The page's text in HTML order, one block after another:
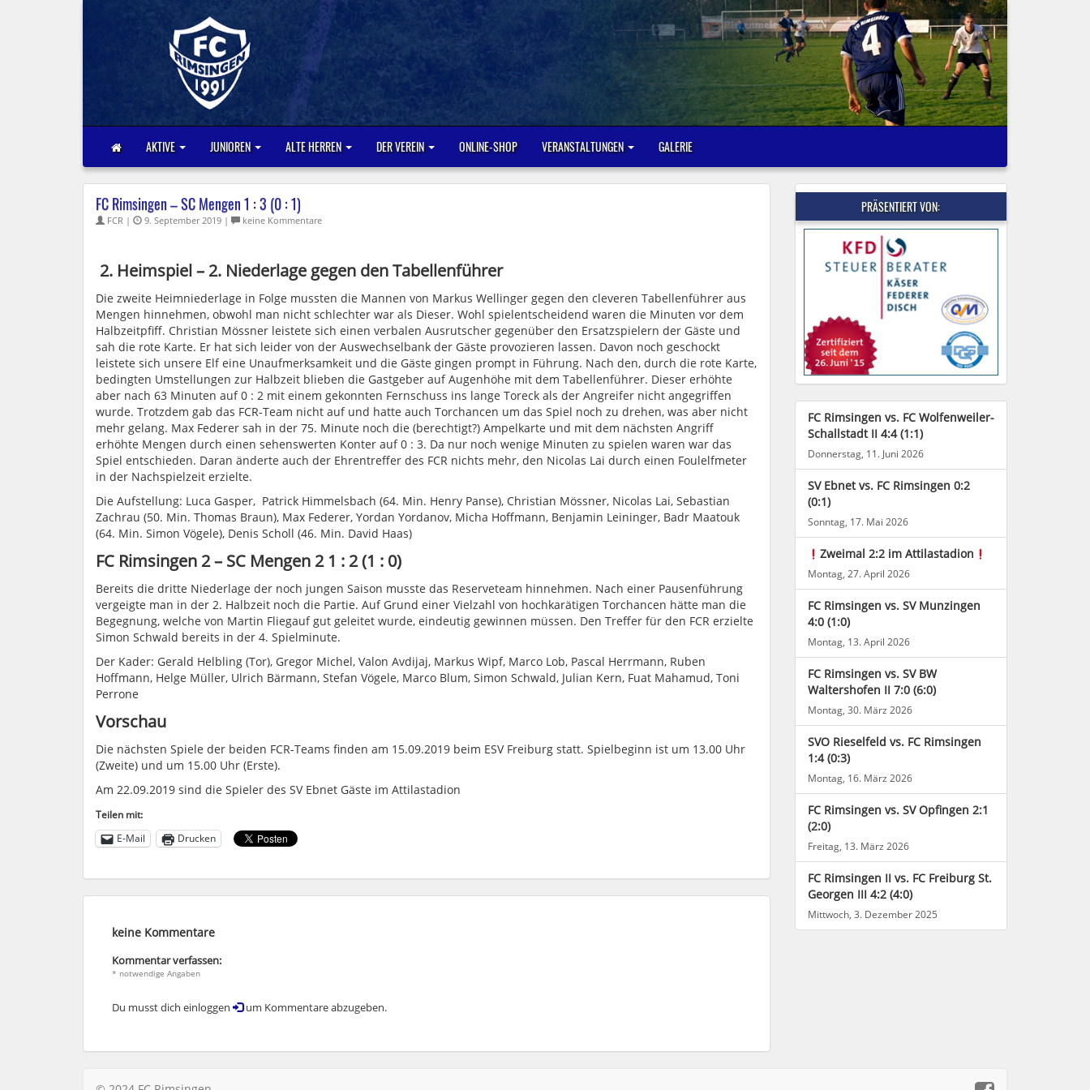
AKTIVE JUNIOREN ALTE HERREN DER VEREIN ONLINE-SHOP VERANSTALTUNGEN GALERIE
FC Rimsingen – SC Mengen 1 : 3 (0 : 1)
FCR | 9. September 2019 | keine Kommentare
2. Heimspiel – 2. Niederlage gegen den Tabellenführer
Die zweite Heimniederlage in Folge mussten die Mannen von Markus Wellinger gegen den cleveren Tabellenführer aus
Mengen hinnehmen, obwohl man nicht schlechter war als Dieser. Wohl spielentscheidend waren die Minuten vor dem
Halbzeitpfiff. Christian Mössner leistete sich einen verbalen Ausrutscher gegenüber den Ersatzspielern der Gäste und
sah die rote Karte. Er hat sich leider von der Auswechselbank der Gäste provozieren lassen. Davon noch geschockt
leistete sich unsere Elf eine Unaufmerksamkeit und die Gäste gingen prompt in Führung. Nach den, durch die rote Karte,
bedingten Umstellungen zur Halbzeit blieben die Gastgeber auf Augenhöhe mit dem Tabellenführer. Dieser erhöhte
aber nach 63 Minuten auf 0 : 2 mit einem gekonnten Fernschuss ins lange Toreck als der Angreifer nicht angegriffen
wurde. Trotzdem gab das FCR-Team nicht auf und hatte auch Torchancen um das Spiel noch zu drehen, was aber nicht
mehr gelang. Max Federer sah in der 75. Minute noch die (berechtigt?) Ampelkarte und mit dem nächsten Angriff
erhöhte Mengen durch einen sehenswerten Konter auf 0 : 3. Da nur noch wenige Minuten zu spielen waren war das
Spiel entschieden. Daran änderte auch der Ehrentreffer des FCR nichts mehr, den Nicolas Lai durch einen Foulelfmeter
in der Nachspielzeit erzielte.
Die Aufstellung: Luca Gasper, Patrick Himmelsbach (64. Min. Henry Panse), Christian Mössner, Nicolas Lai, Sebastian
Zachrau (50. Min. Thomas Braun), Max Federer, Yordan Yordanov, Micha Hoffmann, Benjamin Leininger, Badr Maatouk
(64. Min. Simon Vögele), Denis Scholl (46. Min. David Haas)
FC Rimsingen 2 – SC Mengen 2 1 : 2 (1 : 0)
Bereits die dritte Niederlage der noch jungen Saison musste das Reserveteam hinnehmen. Nach einer Pausenführung
vergeigte man in der 2. Halbzeit noch die Partie. Auf Grund einer Vielzahl von hochkarätigen Torchancen hätte man die
Begegnung, welche von Martin Fliegauf gut geleitet wurde, eindeutig gewinnen müssen. Den Treffer für den FCR erzielte
Simon Schwald bereits in der 4. Spielminute.
Der Kader: Gerald Helbling (Tor), Gregor Michel, Valon Avdijaj, Markus Wipf, Marco Lob, Pascal Herrmann, Ruben
Hoffmann, Helge Müller, Ulrich Bärmann, Stefan Vögele, Marco Blum, Simon Schwald, Julian Kern, Fuat Mahamud, Toni
Perrone
Vorschau
Die nächsten Spiele der beiden FCR-Teams finden am 15.09.2019 beim ESV Freiburg statt. Spielbeginn ist um 13.00 Uhr
(Zweite) und um 15.00 Uhr (Erste).
Am 22.09.2019 sind die Spieler des SV Ebnet Gäste im Attilastadion
Teilen mit:
E-Mail
Drucken
keine Kommentare
Kommentar verfassen:
* notwendige Angaben
Du musst dich einloggen um Kommentare abzugeben.
PRÄSENTIERT VON:
FC Rimsingen vs. FC Wolfenweiler-
Schallstadt II 4:4 (1:1)
Donnerstag, 11. Juni 2026
SV Ebnet vs. FC Rimsingen 0:2
(0:1)
Sonntag, 17. Mai 2026
Zweimal 2:2 im Attilastadion
Montag, 27. April 2026
FC Rimsingen vs. SV Munzingen
4:0 (1:0)
Montag, 13. April 2026
FC Rimsingen vs. SV BW
Waltershofen II 7:0 (6:0)
Montag, 30. März 2026
SVO Rieselfeld vs. FC Rimsingen
1:4 (0:3)
Montag, 16. März 2026
FC Rimsingen vs. SV Opfingen 2:1
(2:0)
Freitag, 13. März 2026
FC Rimsingen II vs. FC Freiburg St.
Georgen III 4:2 (4:0)
Mittwoch, 3. Dezember 2025